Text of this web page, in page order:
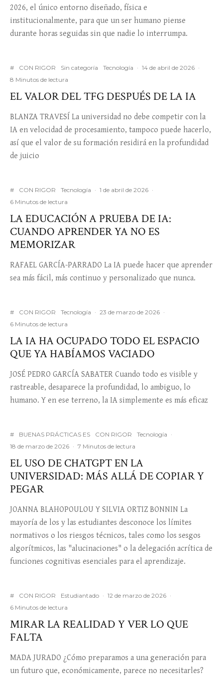
2026, el único entorno diseñado, física e
institucionalmente, para que un ser humano piense
durante horas seguidas sin que nadie lo interrumpa.
# CON RIGOR Sin categoría Tecnología · 14 de abril de 2026 ·
8 Minutos de lectura
EL VALOR DEL TFG DESPUÉS DE LA IA
BLANZA TRAVESÍ La universidad no debe competir con la
IA en velocidad de procesamiento, tampoco puede hacerlo,
así que el valor de su formación residirá en la profundidad
de juicio
# CON RIGOR Tecnología · 1 de abril de 2026 ·
6 Minutos de lectura
LA EDUCACIÓN A PRUEBA DE IA:
CUANDO APRENDER YA NO ES
MEMORIZAR
RAFAEL GARCÍA-PARRADO La IA puede hacer que aprender
sea más fácil, más continuo y personalizado que nunca.
# CON RIGOR Tecnología · 23 de marzo de 2026 ·
6 Minutos de lectura
LA IA HA OCUPADO TODO EL ESPACIO
QUE YA HABÍAMOS VACIADO
JOSÉ PEDRO GARCÍA SABATER Cuando todo es visible y
rastreable, desaparece la profundidad, lo ambiguo, lo
humano. Y en ese terreno, la IA simplemente es más eficaz
# BUENAS PRÁCTICAS ES CON RIGOR Tecnología ·
18 de marzo de 2026 · 7 Minutos de lectura
EL USO DE CHATGPT EN LA
UNIVERSIDAD: MÁS ALLÁ DE COPIAR Y
PEGAR
JOANNA BLAHOPOULOU Y SILVIA ORTIZ BONNIN La
mayoría de los y las estudiantes desconoce los límites
normativos o los riesgos técnicos, tales como los sesgos
algorítmicos, las "alucinaciones" o la delegación acrítica de
funciones cognitivas esenciales para el aprendizaje.
# CON RIGOR Estudiantado · 12 de marzo de 2026 ·
6 Minutos de lectura
MIRAR LA REALIDAD Y VER LO QUE
FALTA
MADA JURADO ¿Cómo preparamos a una generación para
un futuro que, económicamente, parece no necesitarles?